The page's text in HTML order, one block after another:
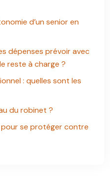
d’un senior en
dépenses prévoir avec
reste à charge ?
: quelles sont les
du robinet ?
pour se protéger contre